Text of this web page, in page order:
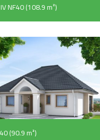
NF40 (108.9 m²)
(90.9 m²)